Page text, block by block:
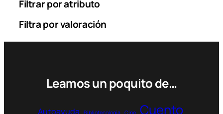
Filtrar por atributo
Filtra por valoración
Leamos un poquito de…
Autoayuda Bibliotecología Cine Cuento